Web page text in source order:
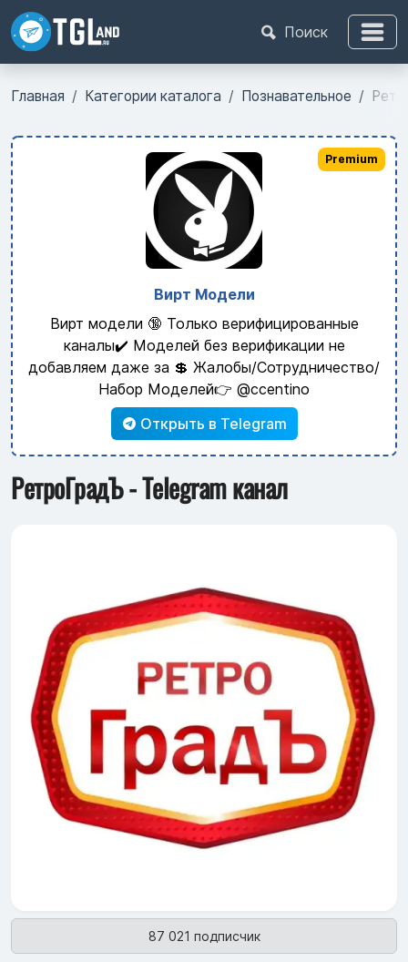
Поиск
Главная Категории каталога Познавательное
Вирт Модели
Вирт модели 🔞 Только верифицированные
каналы✔️ Моделей без верификации не
добавляем даже за 💲 Жалобы/Сотрудничество/
Набор Моделей👉 @ccentino
Открыть в Telegram
Premium
РетроГрадЪ - Telegram канал
87 021 подписчик